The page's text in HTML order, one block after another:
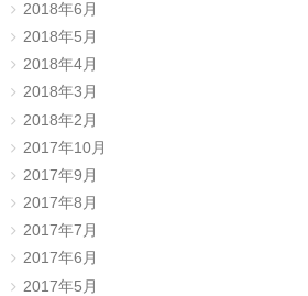
2018年6月
2018年5月
2018年4月
2018年3月
2018年2月
2017年10月
2017年9月
2017年8月
2017年7月
2017年6月
2017年5月